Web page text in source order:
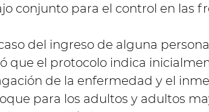
conjunto para el control en las
del ingreso de alguna
que el protocolo indica
de la enfermedad y el
para los adultos y adultos